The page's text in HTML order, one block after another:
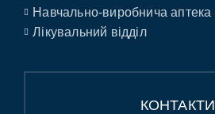
Навчально-виробнича аптека
Лікувальний відділ
КОНТАКТИ